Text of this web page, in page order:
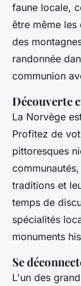
faune locale,
être même les
des
randonnée
communion
Découverte
La Norvège
Profitez de
pittoresques
traditions et
temps de
spécialités
monuments
Se
L'un des